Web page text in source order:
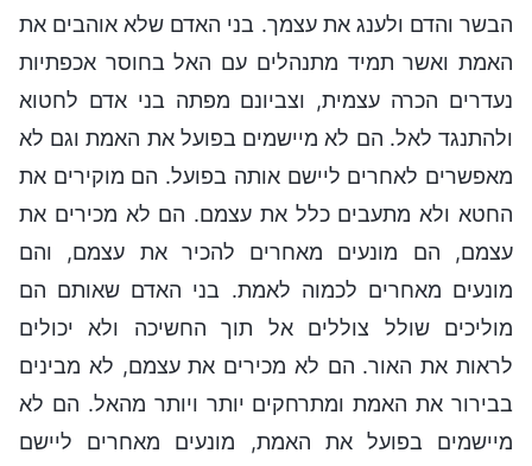
הבשר והדם ולענג את עצמך. בני האדם שלא אוהבים את
האמת ואשר תמיד מתנהלים עם האל בחוסר אכפתיות
נעדרים הכרה עצמית, וצביונם מפתה בני אדם לחטוא
ולהתנגד לאל. הם לא מיישמים בפועל את האמת וגם לא
מאפשרים לאחרים ליישם אותה בפועל. הם מוקירים את
החטא ולא מתעבים כלל את עצמם. הם לא מכירים את
עצמם, הם מונעים מאחרים להכיר את עצמם, והם
מונעים מאחרים לכמוה לאמת. בני האדם שאותם הם
מוליכים שולל צוללים אל תוך החשיכה ולא יכולים
לראות את האור. הם לא מכירים את עצמם, לא מבינים
בבירור את האמת ומתרחקים יותר ויותר מהאל. הם לא
מיישמים בפועל את האמת, מונעים מאחרים ליישם